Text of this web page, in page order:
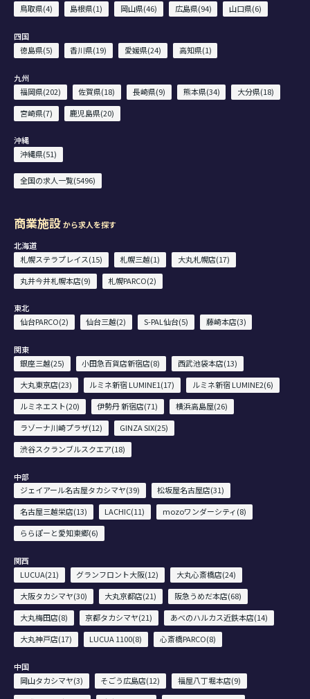
鳥取県(4)
島根県(1) 岡山県(46) 広島県(94) 山口県(6)
四国
徳島県(5)
香川県(19) 愛媛県(24) 高知県(1)
九州
福岡県(202)
佐賀県(18) 長崎県(9) 熊本県(34)
大分県(18)
宮崎県(7)
鹿児島県(20)
沖縄
沖縄県(51)
全国の求人一覧(5496)
商業施設から求人を探す
北海道
札幌ステラプレイス(15)
札幌三越(1)
大丸札幌店(17)
丸井今井札幌本店(9)
札幌PARCO(2)
東北
仙台PARCO(2)
仙台三越(2) S-PAL仙台(5) 藤崎本店(3)
関東
銀座三越(25)
小田急百貨店新宿店(8)
西武池袋本店(13)
大丸東京店(23)
ルミネ新宿 LUMINE1(17)
ルミネ新宿 LUMINE2(6)
ルミネエスト(20)
伊勢丹 新宿店(71)
横浜高島屋(26)
ラゾーナ川崎プラザ(12)
GINZA SIX(25)
渋谷スクランブルスクエア(18)
中部
ジェイアール名古屋タカシマヤ(39)
松坂屋名古屋店(31)
名古屋三越栄店(13)
LACHIC(11)
mozoワンダーシティ(8)
ららぽーと愛知東郷(6)
関西
LUCUA(21)
グランフロント大阪(12)
大丸心斎橋店(24)
大阪タカシマヤ(30)
大丸京都店(21)
阪急うめだ本店(68)
大丸梅田店(8)
京都タカシマヤ(21)
あべのハルカス近鉄本店(14)
大丸神戸店(17)
LUCUA 1100(8) 心斎橋PARCO(8)
中国
岡山タカシマヤ(3)
そごう広島店(12)
福屋八丁堀本店(9)